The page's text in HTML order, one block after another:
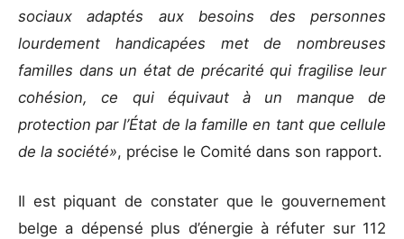
sociaux adaptés aux besoins des personnes
lourdement handicapées met de nombreuses
familles dans un état de précarité qui fragilise leur
cohésion, ce qui équivaut à un manque de
protection par l’État de la famille en tant que cellule
de la société», précise le Comité dans son rapport.
Il est piquant de constater que le gouvernement
belge a dépensé plus d’énergie à réfuter sur 112